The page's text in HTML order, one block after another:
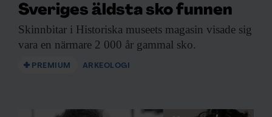
Sveriges äldsta sko funnen
Skinnbitar i Historiska museets magasin visade sig
vara en närmare 2 000 år gammal sko.
PREMIUM ARKEOLOGI